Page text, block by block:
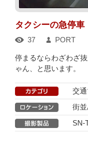
タクシーの急停車
37 PORT
停まるならわざわざ
ゃん、と思います。
交
街
SN-